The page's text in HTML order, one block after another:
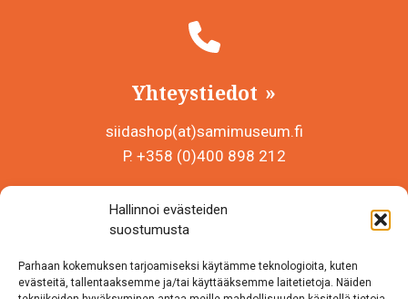
Hallinnoi evästeiden
suostumusta
Parhaan kokemuksen tarjoamiseksi käytämme teknologioita, kuten
evästeitä, tallentaaksemme ja/tai käyttääksemme laitetietoja. Näiden
Yhteystiedot
siidashop(at)samimuseum.fi
P. +358 (0)400 898 212
Y-tunnus 0625907-2
Inarintie 46